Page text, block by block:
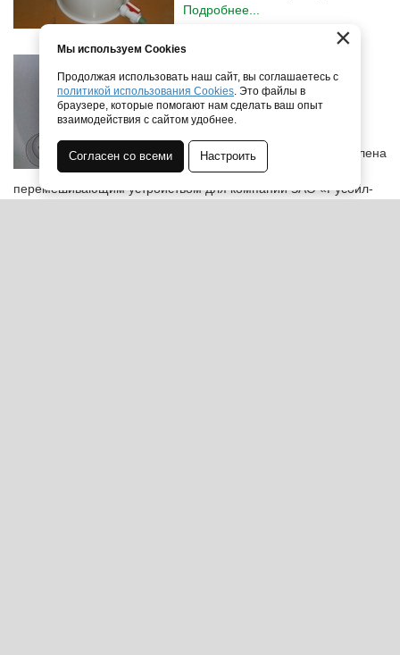
Подробнее...
емкость с мешалкой
Осенью 2014 года
специалистами нашей
разработана и изготовлена
емкость с
перемешивающим устройством для компании ЗАО «Русойл-
×
Мы используем Cookies
Продолжая использовать наш сайт, вы соглашаетесь с
политикой использования Cookies. Это файлы в
браузере, которые помогают нам сделать ваш опыт
взаимодействия с сайтом удобнее.
Согласен со всеми Настроить